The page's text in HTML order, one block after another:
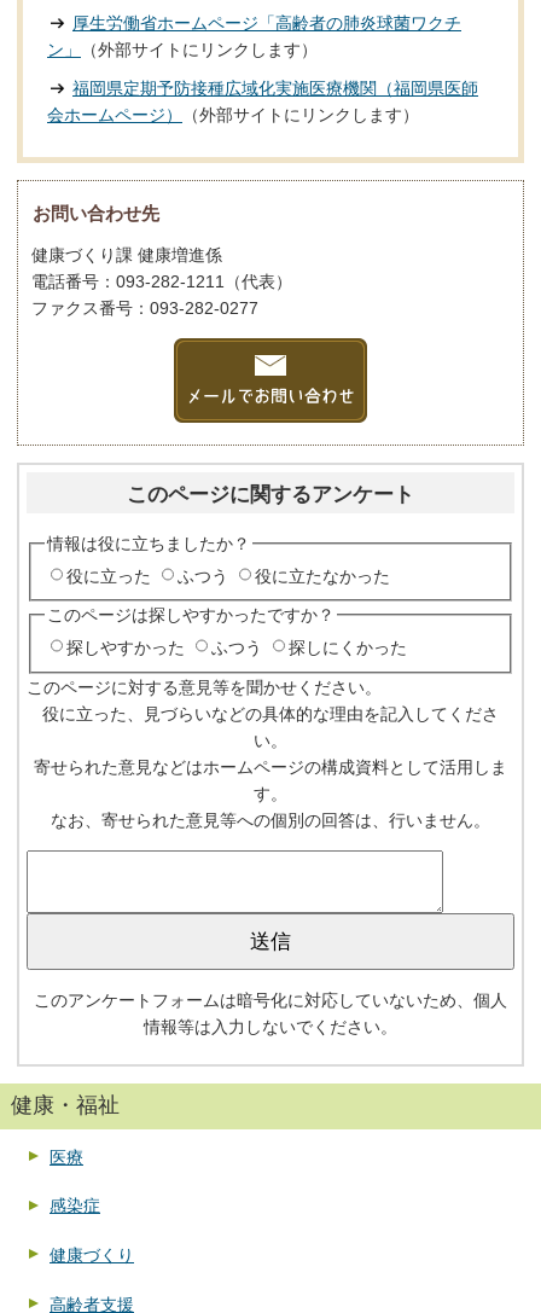
厚生労働省ホームページ「高齢者の肺炎球菌ワクチ
ン」
（外部サイトにリンクします）
福岡県定期予防接種広域化実施医療機関（福岡県医師
会ホームページ）
（外部サイトにリンクします）
お問い合わせ先
健康づくり課 健康増進係
電話番号：093-282-1211（代表）
ファクス番号：093-282-0277
このページに関するアンケート
情報は役に立ちましたか？
役に立った
ふつう 役に立たなかった
このページは探しやすかったですか？
探しやすかった
ふつう 探しにくかった
このページに対する意見等を聞かせください。
役に立った、見づらいなどの具体的な理由を記入してくださ
い。
寄せられた意見などはホームページの構成資料として活用しま
す。
なお、寄せられた意見等への個別の回答は、行いません。
このアンケートフォームは暗号化に対応していないため、個人
情報等は入力しないでください。
健康・福祉
医療
感染症
健康づくり
高齢者支援